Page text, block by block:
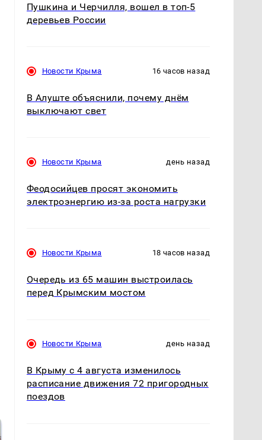
Пушкина и Черчилля, вошел в топ-5
деревьев России
Новости Крыма 16 часов назад
В Алуште объяснили, почему днём
выключают свет
Новости Крыма день назад
Феодосийцев просят экономить
электроэнергию из-за роста нагрузки
Новости Крыма 18 часов назад
Очередь из 65 машин выстроилась
перед Крымским мостом
Новости Крыма день назад
В Крыму с 4 августа изменилось
расписание движения 72 пригородных
поездов